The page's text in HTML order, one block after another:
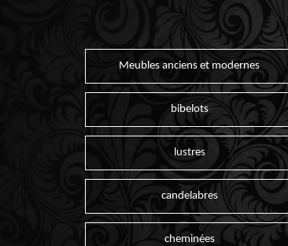
Meubles anciens et modernes
bibelots
lustres
candelabres
cheminées